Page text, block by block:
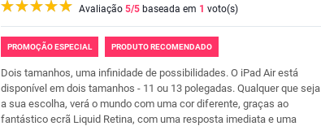
Avaliação 5/5 baseada em 1 voto(s)
PROMOÇÃO ESPECIAL PRODUTO RECOMENDADO
Dois tamanhos, uma infinidade de possibilidades. O iPad Air está
disponível em dois tamanhos - 11 ou 13 polegadas. Qualquer que seja
a sua escolha, verá o mundo com uma cor diferente, graças ao
fantástico ecrã Liquid Retina, com uma resposta imediata e uma